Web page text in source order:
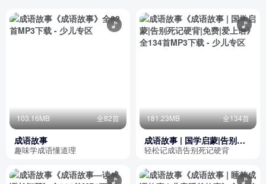
103.16MB 全82首
成语故事
趣味学成语懂道理
181.23MB 全134首
成语故事 | 国学启蒙|告别死
记硬背|免费|爱上语
轻松记成语告别死记硬背